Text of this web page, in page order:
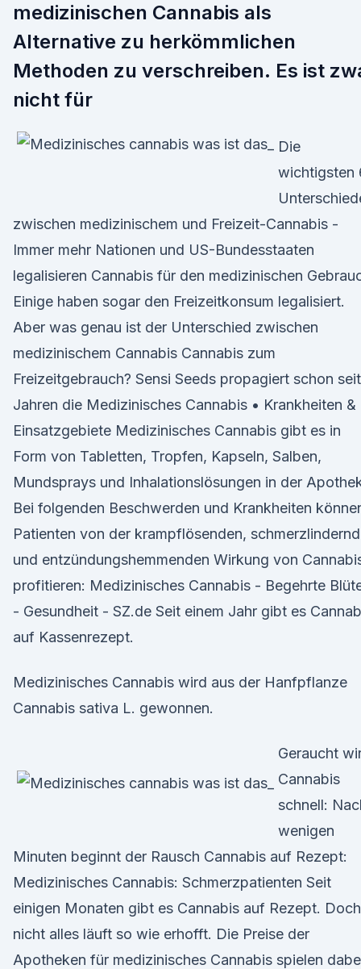
medizinischen Cannabis als
Alternative zu herkömmlichen
Methoden zu verschreiben. Es ist
nicht für
Die
wichtigsten
zwischen medizinischem und Freizeit-Cannabis -
Immer mehr Nationen und US-Bundesstaaten
legalisieren Cannabis für den medizinischen
Einige haben sogar den Freizeitkonsum legalisiert.
Aber was genau ist der Unterschied zwischen
medizinischem Cannabis Cannabis zum
Freizeitgebrauch? Sensi Seeds propagiert schon seit
Jahren die Medizinisches Cannabis • Krankheiten &
Einsatzgebiete Medizinisches Cannabis gibt es in
Form von Tabletten, Tropfen, Kapseln, Salben,
Mundsprays und Inhalationslösungen in der
Bei folgenden Beschwerden und Krankheiten
Patienten von der krampflösenden,
und entzündungshemmenden Wirkung von
profitieren: Medizinisches Cannabis - Begehrte
- Gesundheit - SZ.de Seit einem Jahr gibt es
auf Kassenrezept.
Medizinisches Cannabis wird aus der Hanfpflanze
Cannabis sativa L. gewonnen.
Geraucht
Cannabis
schnell:
wenigen
Minuten beginnt der Rausch Cannabis auf Rezept:
Medizinisches Cannabis: Schmerzpatienten Seit
einigen Monaten gibt es Cannabis auf Rezept. Doch
nicht alles läuft so wie erhofft. Die Preise der
Apotheken für medizinisches Cannabis spielen